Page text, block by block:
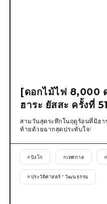
[ดอกไม้ไฟ 8,000
ฮาระ ยัสสะ ครั้งที่
สามวันสุดระทึกในฤดูร้อนที่มิฮา
ท้ายด้วยฉากสุดประทับใจ!
#บิงโก #เทศกาล #
#ประวัติศาสตร์ * วัฒนธรรม